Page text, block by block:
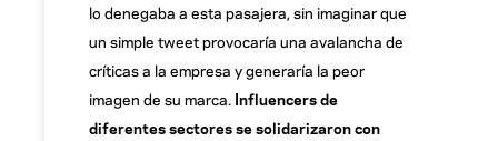
lo denegaba a esta pasajera, sin imaginar que
un simple tweet provocaría una avalancha de
críticas a la empresa y generaría la peor
imagen de su marca. Influencers de
diferentes sectores se solidarizaron con